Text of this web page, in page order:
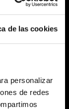
de las cookies
personalizar
de redes
las
para la
o
y